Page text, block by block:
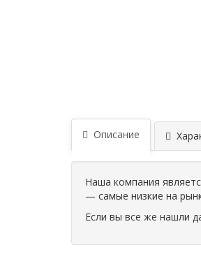
Описание
Наша компания
— самые низкие на
Если вы все же нашли